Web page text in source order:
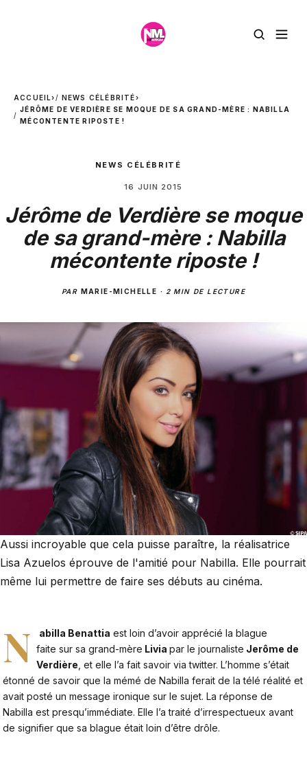
ACCUEIL› NEWS CÉLÉBRITÉ›
JÉRÔME DE VERDIÈRE SE MOQUE DE SA GRAND-MÈRE : NABILLA
MÉCONTENTE RIPOSTE !
NEWS CÉLÉBRITÉ
16 JUIN 2015
Jérôme de Verdière se moque
de sa grand-mère : Nabilla
mécontente riposte !
PAR MARIE-MICHELLE · 2 MIN DE LECTURE
Aussi incroyable que cela puisse paraître, la réalisatrice
Lisa Azuelos éprouve de l'amitié pour Nabilla. Elle pourrait
même lui permettre de faire ses débuts au cinéma.
N abilla Benattia est loin d’avoir apprécié la blague
faite sur sa grand-mère Liviapar le journaliste Jerôme de
Verdière, et elle l’a fait savoir via twitter. L’homme s’était
étonné de savoir que la mémé de Nabilla ferait de la télé réalité et
avait posté un message ironique sur le sujet. La réponse de
Nabilla est presqu’immédiate. Elle l’a traité d’irrespectueux avant
de signifier que sa blague était loin d’être drôle.